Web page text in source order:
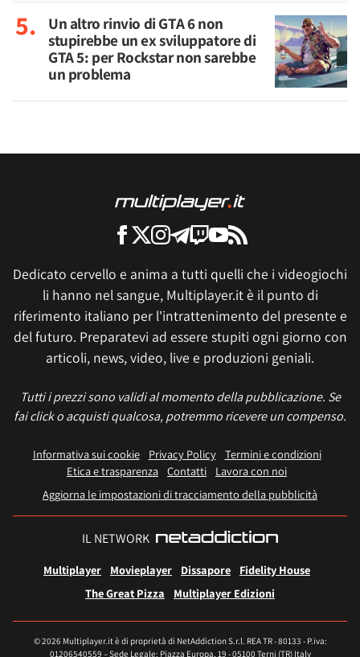
Un altro rinvio di GTA 6 non
stupirebbe un ex sviluppatore di
GTA 5: per Rockstar non sarebbe
un problema
Dedicato cervello e anima a tutti quelli che i videogiochi
li hanno nel sangue, Multiplayer.it è il punto di
riferimento italiano per l'intrattenimento del presente e
del futuro. Preparatevi ad essere stupiti ogni giorno con
articoli, news, video, live e produzioni geniali.
Tutti i prezzi sono validi al momento della pubblicazione. Se
fai click o acquisti qualcosa, potremmo ricevere un compenso.
Informativa sui cookie Privacy Policy
Termini e condizioni
Etica e trasparenza Contatti
Lavora con noi
Aggiorna le impostazioni di tracciamento della pubblicità
IL NETWORK
Multiplayer Movieplayer Dissapore
Fidelity House
The Great Pizza
Multiplayer Edizioni
© 2026 Multiplayer.it è di proprietà di NetAddiction S.r.l. REA TR - 80133 - P.iva:
01206540559 – Sede Legale: Piazza Europa, 19 - 05100 Terni (TR) Italy